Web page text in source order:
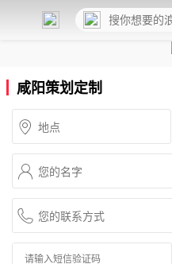
咸阳策划定制